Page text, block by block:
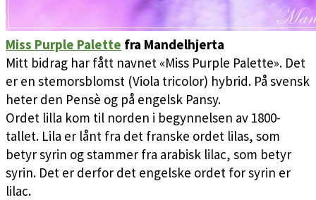
Miss Purple Palette fra Mandelhjerta
Mitt bidrag har fått navnet «Miss Purple Palette». Det
er en stemorsblomst (Viola tricolor) hybrid. På svensk
heter den Pensè og på engelsk Pansy.
Ordet lilla kom til norden i begynnelsen av 1800-
tallet. Lila er lånt fra det franske ordet lilas, som
betyr syrin og stammer fra arabisk lilac, som betyr
syrin. Det er derfor det engelske ordet for syrin er
lilac.